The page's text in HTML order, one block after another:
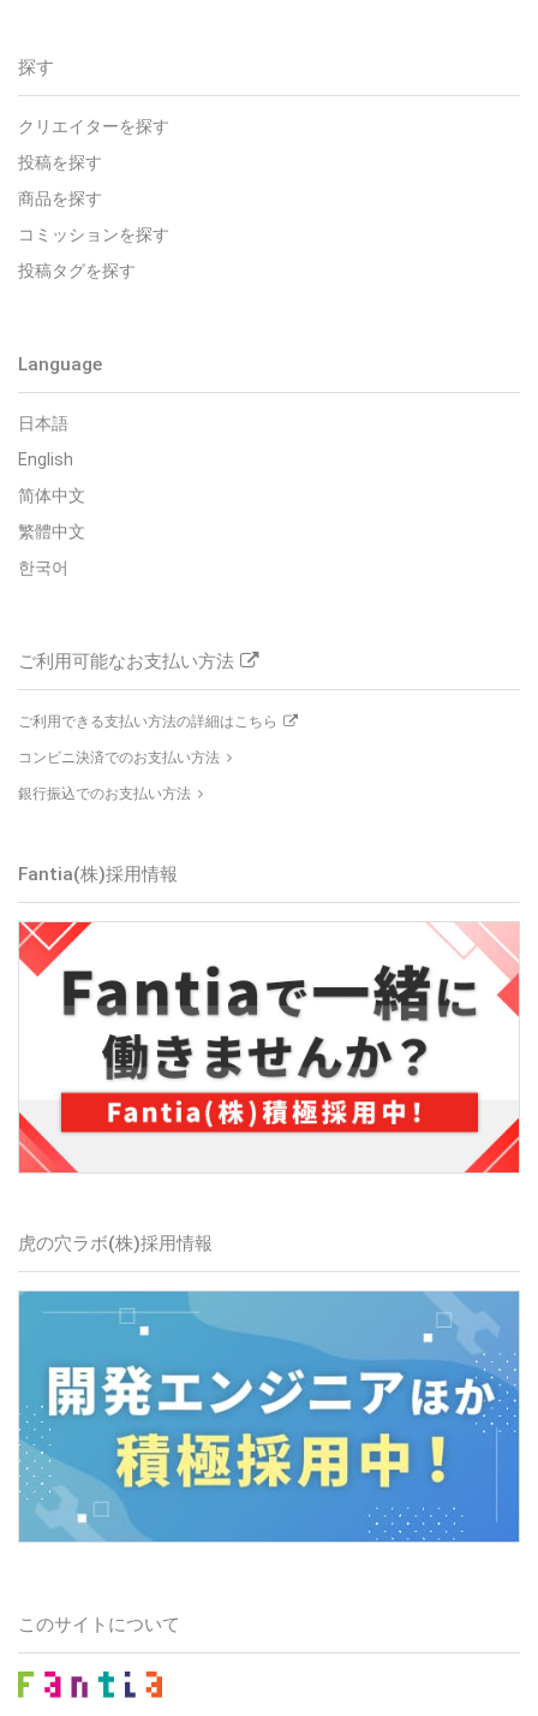
探す
クリエイターを探す
投稿を探す
商品を探す
コミッションを探す
投稿タグを探す
Language
日本語
English
简体中文
繁體中文
한국어
ご利用可能なお支払い方法
ご利用できる支払い方法の詳細はこちら
コンビニ決済でのお支払い方法
銀行振込でのお支払い方法
Fantia(株)採用情報
虎の穴ラボ(株)採用情報
このサイトについて